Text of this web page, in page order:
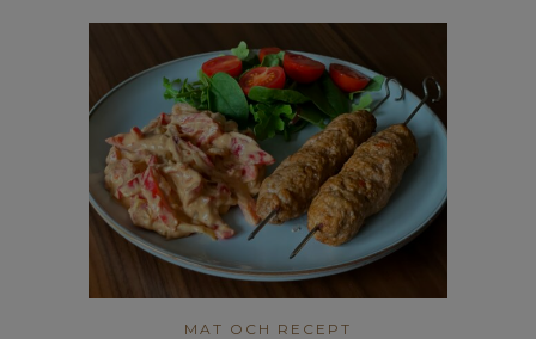
MAT OCH RECEPT